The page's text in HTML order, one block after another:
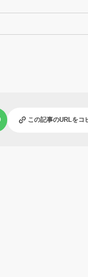
この記事のURLをコ